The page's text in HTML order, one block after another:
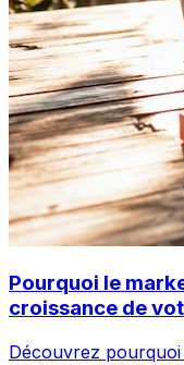
Pourquoi le
croissance de
Découvrez